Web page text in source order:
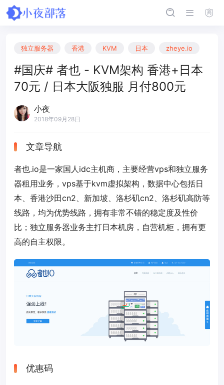
独立服务器 香港 KVM 日本 zheye.io
#国庆# 者也 - KVM架构 香港+日本
70元 / 日本大阪独服 月付800元
小夜
2018年09月28日
文章导航
者也.io是一家国人idc主机商，主要经营vps和独立服务
器租用业务，vps基于kvm虚拟架构，数据中心包括日
本、香港沙田cn2、新加坡、洛杉矶cn2、洛杉矶高防等
线路，均为优势线路，拥有非常不错的稳定度及性价
比；独立服务器业务主打日本机房，自营机柜，拥有更
高的自主权限。
优惠码